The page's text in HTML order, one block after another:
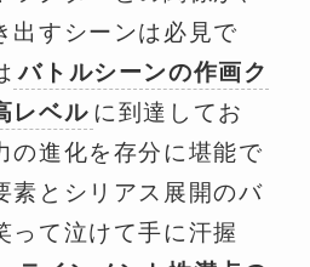
出すシーンは必見で
バトルシーンの作画ク
レベル に到達してお
の進化を存分に堪能で
素とシリアス展開のバ
って泣けて手に汗握